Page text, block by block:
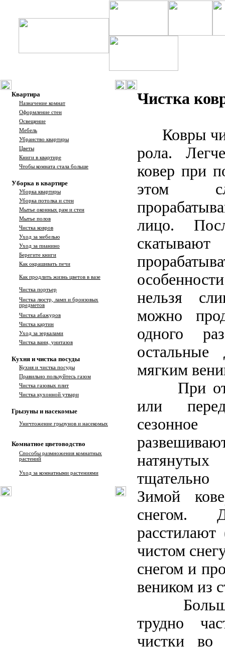
Квартира
Назначение комнат
Оформление стен
Освещение
Мебель
Убранство квартиры
Цветы
Книги в квартире
Чтобы комната стала больше
Уборка в квартире
Уборка квартиры
Уборка потолка и стен
Мытье оконных рам и стен
Мытье полов
Чистка ковров
Уход за мебелью
Уход за пианино
Берегите книги
Как окрашивать печи
Как продлить жизнь цветов в вазе
Чистка портьер
Чистка люстр, ламп и бронзовых
предметов
Чистка абажуров
Чистка картин
Уход за зеркалами
Чистка ванн, унитазов
Кухня и чистка посуды
Кухня и чистка посуды
Правильно пользуйтесь газом
Чистка газовых плит
Чистка кухонной утвари
Грызуны и насекомые
Уничтожение грызунов и насекомых
Комнатное цветоводство
Способы размножения комнатных
растений
Уход за комнатными растениями
Чистка
Ковры
рола.
ковер при
этом
лицо.
нельзя
можно
одного
остальные
мягким
При
или
сезонное
Зимой
снегом.
чистом
снегом и
веником из
трудно
чистки во